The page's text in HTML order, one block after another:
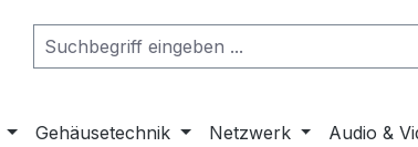
Gehäusetechnik Netzwerk Audio &